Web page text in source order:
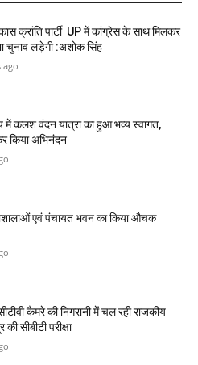
क्रांति पार्टी UP में कांग्रेस के साथ मिलकर
चुनाव लड़ेगी :अशोक सिंह
ago
में कलश वंदन यात्रा का हुआ भव्य स्वागत,
किया अभिनंदन
एवं पंचायत भवन का किया औचक
कैमरे की निगरानी में चल रही राजकीय
सीबीटी परीक्षा